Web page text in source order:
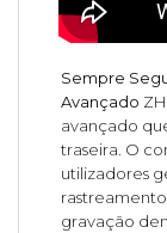
Sempre
Avançado
avançado
traseira. O
utilizadores
gravação